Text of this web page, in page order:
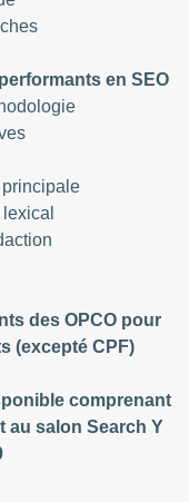
en SEO
des OPCO pour
(excepté CPF)
comprenant
au salon Search Y